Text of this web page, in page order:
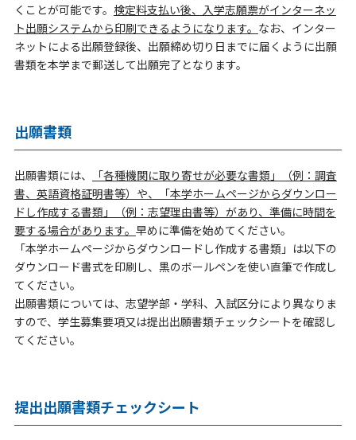
くことが可能です。 検定料支払い後、入学志願票がインターネッ
ト出願システムから印刷できるようになります。 なお、インター
ネットによる出願登録後、出願締め切り日までに届くように出願
書類を本学まで郵送して出願完了となります。
出願書類
出願書類には、
「各種機関に取り寄せが必要な書類」（例：調査
書、英語資格証明書等）や、「本学ホームページからダウンロー
ドし作成する書類」（例：志望理由書等）があり、準備に時間を
要する場合があります。 早めに準備を始めてください。
「本学ホームページからダウンロードし作成する書類」は以下の
ダウンロード書式を印刷し、黒のボールペンを使い直筆で作成し
てください。
出願書類については、志望学部・学科、入試区分により異なりま
すので、学生募集要項又は提出出願書類チェックシートを確認し
てください。
提出出願書類チェックシート